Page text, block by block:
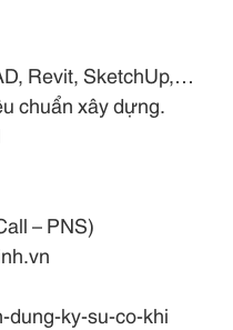
Revit, SketchUp,…
chuẩn xây dựng.
– PNS)
dung-ky-su-co-khi